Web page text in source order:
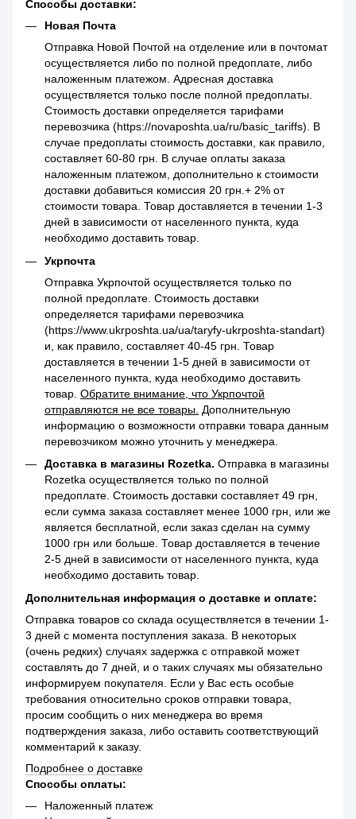
Способы доставки:
Новая Почта
Отправка Новой Почтой на отделение или в почтомат
осуществляется либо по полной предоплате, либо
наложенным платежом. Адресная доставка
осуществляется только после полной предоплаты.
Стоимость доставки определяется тарифами
перевозчика (https://novaposhta.ua/ru/basic_tariffs). В
случае предоплаты стоимость доставки, как правило,
составляет 60-80 грн. В случае оплаты заказа
наложенным платежом, дополнительно к стоимости
доставки добавиться комиссия 20 грн.+ 2% от
стоимости товара. Товар доставляется в течении 1-3
дней в зависимости от населенного пункта, куда
необходимо доставить товар.
Укрпочта
Отправка Укрпочтой осуществляется только по
полной предоплате. Стоимость доставки
определяется тарифами перевозчика
(https://www.ukrposhta.ua/ua/taryfy-ukrposhta-standart)
и, как правило, составляет 40-45 грн. Товар
доставляется в течении 1-5 дней в зависимости от
населенного пункта, куда необходимо доставить
товар. Обратите внимание, что Укрпочтой
отправляются не все товары. Дополнительную
информацию о возможности отправки товара данным
перевозчиком можно уточнить у менеджера.
Доставка в магазины Rozetka. Отправка в магазины
Rozetka осуществляется только по полной
предоплате. Стоимость доставки составляет 49 грн,
если сумма заказа составляет менее 1000 грн, или же
является бесплатной, если заказ сделан на сумму
1000 грн или больше. Товар доставляется в течение
2-5 дней в зависимости от населенного пункта, куда
необходимо доставить товар.
Дополнительная информация о доставке и оплате:
Отправка товаров со склада осуществляется в течении 1-
3 дней с момента поступления заказа. В некоторых
(очень редких) случаях задержка с отправкой может
составлять до 7 дней, и о таких случаях мы обязательно
информируем покупателя. Если у Вас есть особые
требования относительно сроков отправки товара,
просим сообщить о них менеджера во время
подтверждения заказа, либо оставить соответствующий
комментарий к заказу.
Подробнее о доставке
Способы оплаты:
Наложенный платеж